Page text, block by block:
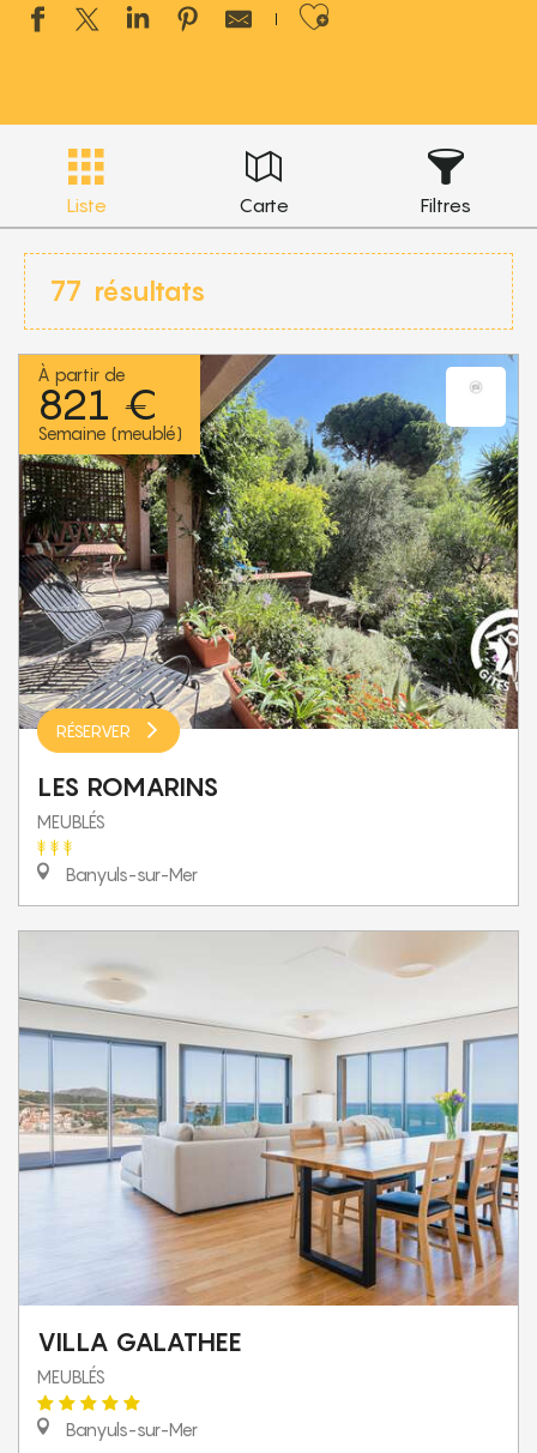
Ajouter aux
Liste Carte Filtres
77 résultats
À partir de
821 €
Semaine (meublé)
RÉSERVER
LES ROMARINS
MEUBLÉS
Banyuls-sur-Mer
VILLA GALATHEE
MEUBLÉS
Banyuls-sur-Mer